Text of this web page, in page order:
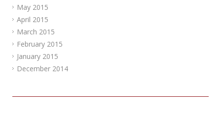
May 2015
April 2015
March 2015
February 2015
January 2015
December 2014